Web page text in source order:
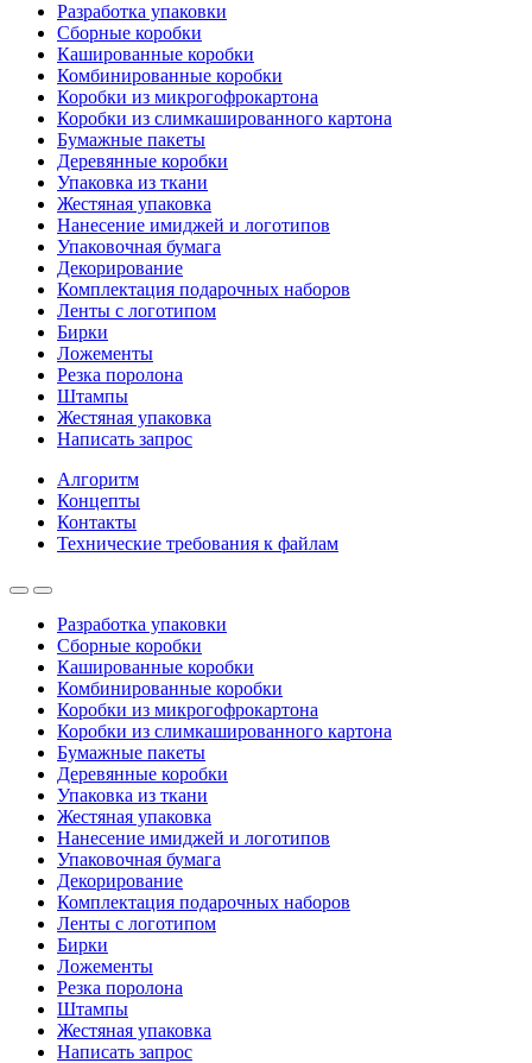
Разработка упаковки
Сборные коробки
Кашированные коробки
Комбинированные коробки
Коробки из микрогофрокартона
Коробки из слимкашированного картона
Бумажные пакеты
Деревянные коробки
Упаковка из ткани
Жестяная упаковка
Нанесение имиджей и логотипов
Упаковочная бумага
Декорирование
Комплектация подарочных наборов
Ленты с логотипом
Бирки
Ложементы
Резка поролона
Штампы
Жестяная упаковка
Написать запрос
Алгоритм
Концепты
Контакты
Технические требования к файлам
Разработка упаковки
Сборные коробки
Кашированные коробки
Комбинированные коробки
Коробки из микрогофрокартона
Коробки из слимкашированного картона
Бумажные пакеты
Деревянные коробки
Упаковка из ткани
Жестяная упаковка
Нанесение имиджей и логотипов
Упаковочная бумага
Декорирование
Комплектация подарочных наборов
Ленты с логотипом
Бирки
Ложементы
Резка поролона
Штампы
Жестяная упаковка
Написать запрос